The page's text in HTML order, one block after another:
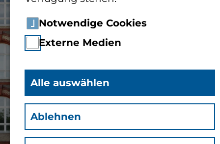
Notwendige Cookies
Externe Medien
Alle auswählen
Ablehnen